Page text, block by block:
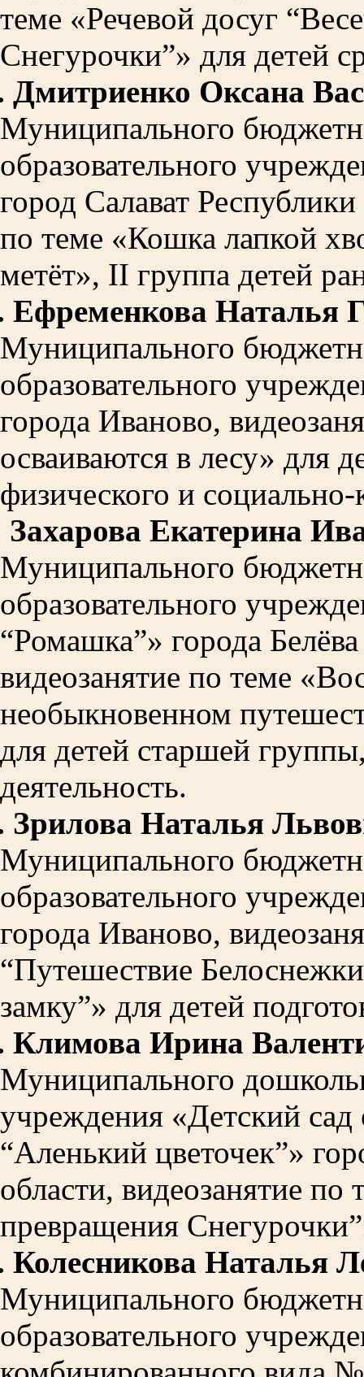
теме «Речевой досуг
Снегурочки”» для детей
Дмитриенко Оксана
Муниципального
образовательного
город Салават
по теме «Кошка лапкой
метёт», II группа детей
Ефременкова Наталья
Муниципального
образовательного
города Иваново,
осваиваются в лесу» для
физического и
Захарова Екатерина
Муниципального
образовательного
“Ромашка”» города
видеозанятие по теме
необыкновенном
для детей старшей
деятельность.
Зрилова Наталья
Муниципального
образовательного
города Иваново,
“Путешествие
замку”» для детей
Климова Ирина
Муниципального
учреждения «Детский
“Аленький цветочек”»
области, видеозанятие по
превращения
Колесникова Наталья
Муниципального
образовательного